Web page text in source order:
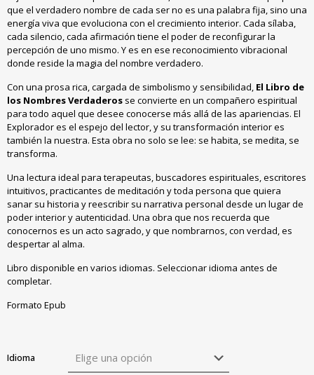
que el verdadero nombre de cada ser no es una palabra fija, sino una
energía viva que evoluciona con el crecimiento interior. Cada sílaba,
cada silencio, cada afirmación tiene el poder de reconfigurar la
percepción de uno mismo. Y es en ese reconocimiento vibracional
donde reside la magia del nombre verdadero.
Con una prosa rica, cargada de simbolismo y sensibilidad, El Libro de
los Nombres Verdaderos se convierte en un compañero espiritual
para todo aquel que desee conocerse más allá de las apariencias. El
Explorador es el espejo del lector, y su transformación interior es
también la nuestra. Esta obra no solo se lee: se habita, se medita, se
transforma.
Una lectura ideal para terapeutas, buscadores espirituales, escritores
intuitivos, practicantes de meditación y toda persona que quiera
sanar su historia y reescribir su narrativa personal desde un lugar de
poder interior y autenticidad. Una obra que nos recuerda que
conocernos es un acto sagrado, y que nombrarnos, con verdad, es
despertar al alma.
Libro disponible en varios idiomas. Seleccionar idioma antes de
completar.
Formato Epub
Idioma